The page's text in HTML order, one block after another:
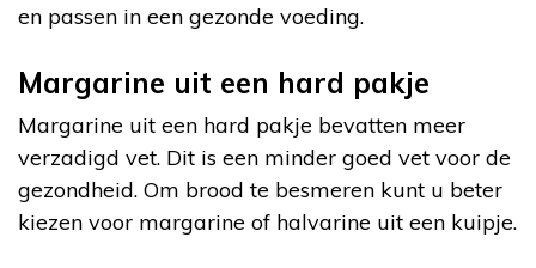
en passen in een gezonde voeding.
Margarine uit een hard pakje
Margarine uit een hard pakje bevatten meer
verzadigd vet. Dit is een minder goed vet voor de
gezondheid. Om brood te besmeren kunt u beter
kiezen voor margarine of halvarine uit een kuipje.